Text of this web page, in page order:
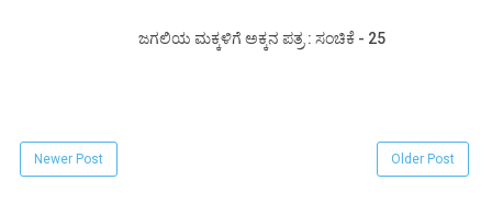
ಜಗಲಿಯ ಮಕ್ಕಳಿಗೆ ಅಕ್ಕನ ಪತ್ರ : ಸಂಚಿಕೆ - 25
Newer Post Older Post